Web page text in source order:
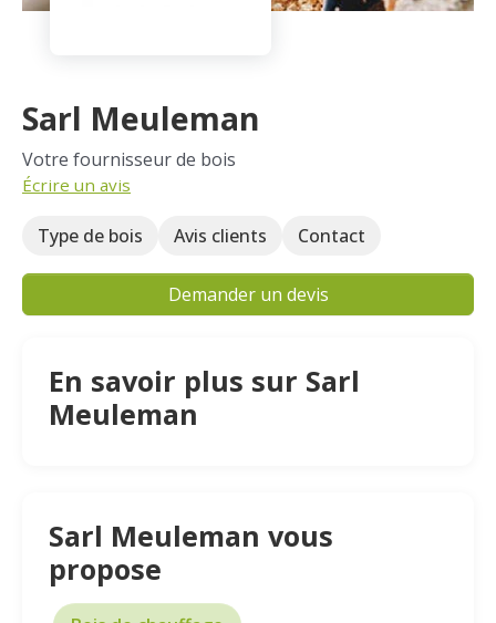
Sarl Meuleman
Votre fournisseur de bois
Écrire un avis
Type de bois Avis clients Contact
Demander un devis
En savoir plus sur Sarl
Meuleman
Sarl Meuleman vous
propose